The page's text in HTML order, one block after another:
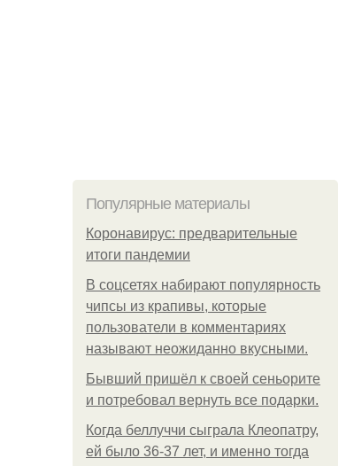
Популярные материалы
Коронавирус: предварительные
итоги пандемии
В соцсетях набирают популярность
чипсы из крапивы, которые
пользователи в комментариях
называют неожиданно вкусными.
Бывший пришёл к своей сеньорите
и потребовал вернуть все подарки.
Когда беллуччи сыграла Клеопатру,
ей было 36-37 лет, и именно тогда